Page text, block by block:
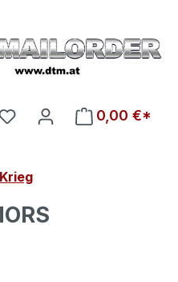
Du hast 0 Produkte auf
0,00 €*